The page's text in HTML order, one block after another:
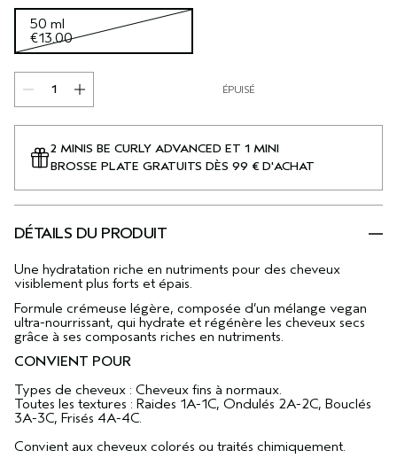
50 ml
€13.00
ÉPUISÉ
2 MINIS BE CURLY ADVANCED ET 1 MINI
BROSSE PLATE GRATUITS DÈS 99 € D'ACHAT
DÉTAILS DU PRODUIT
Une hydratation riche en nutriments pour des cheveux
visiblement plus forts et épais.
Formule crémeuse légère, composée d’un mélange vegan
ultra-nourrissant, qui hydrate et régénère les cheveux secs
grâce à ses composants riches en nutriments.
CONVIENT POUR
Types de cheveux : Cheveux fins à normaux.
Toutes les textures : Raides 1A-1C, Ondulés 2A-2C, Bouclés
3A-3C, Frisés 4A-4C.
Convient aux cheveux colorés ou traités chimiquement.